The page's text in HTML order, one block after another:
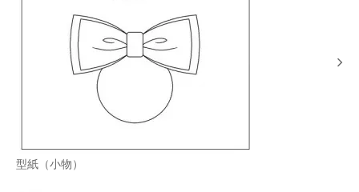
型紙（小物）